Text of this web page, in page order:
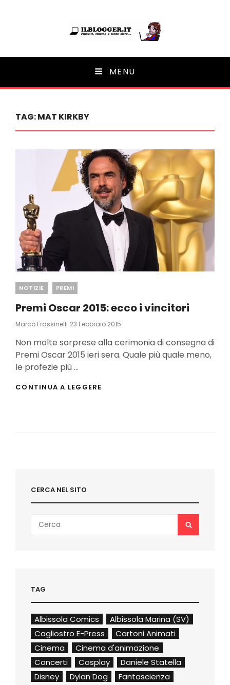
Ilblogger.it
Il portalino di blog | MENU
TAG:MAT KIRKBY
Categories
NOTIZIE PREMI
Premi Oscar 2015: ecco i vincitori
Marco Frassinelli Posted
23 Febbraio 2015
Non molte sorprese alla cerimonia di consegna di
Premi Oscar 2015 ieri sera. Quale più quale meno,
le profezie più …
CONTINUA A LEGGERE
CERCA NEL SITO
Search
for:
SEARCH
TAG
Albissola Comics
Albissola Marina (SV)
Cagliostro E-Press
Cartoni Animati
Cinema
Cinema d'animazione
Concerti
Cosplay
Daniele Statella
Disney
Dylan Dog
Fantascienza